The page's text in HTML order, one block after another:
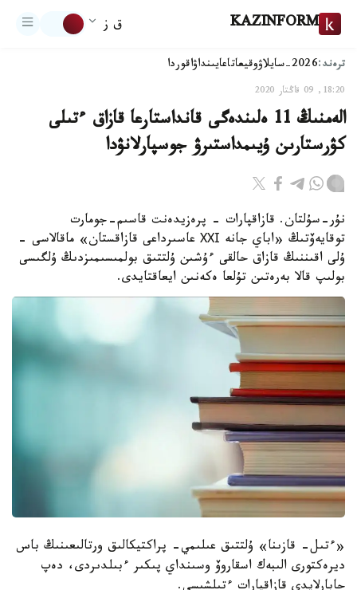
KAZINFORM ق ز
ترەند:2026-سايلاۋ وقيعاتاعايىنداۋاقوردا
18:20, 09 قاڭتار 2020
الەمنىڭ 11 ەلىندەگى قانداستارعا قازاق ءتىلى
كۋرستارىن ۇيىمداستىرۋ جوسپارلانۋدا
نۇر-سۇلتان. قازاقپارات - پرەزيدەنت قاسىم-جومارت
توقايەۆتىڭ «اباي جانە ХХІ عاسىرداعى قازاقستان» ماقالاسى -
ۇلى اقىننىڭ قازاق حالقى ءۇشىن ۇلتتىق بولمىسىمىزدىڭ ۇلگىسى
بولىپ قالا بەرەتىن تۇلعا ەكەنىن ايعاقتايدى.
«ءتىل- قازىنا» ۇلتتىق عىلىمي- پراكتيكالىق ورتالىعىنىڭ باس
ديرەكتورى الىبەك اسقاروۆ وسىنداي پىكىر ءبىلدىردى، دەپ